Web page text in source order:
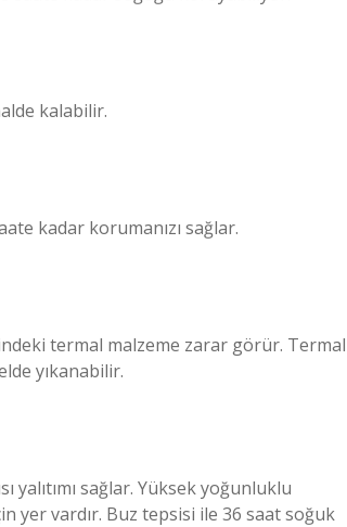
kalabilir.
kadar korumanızı sağlar.
termal malzeme zarar görür. Termal
yıkanabilir.
yalıtımı sağlar. Yüksek yoğunluklu
yer vardır. Buz tepsisi ile 36 saat soğuk